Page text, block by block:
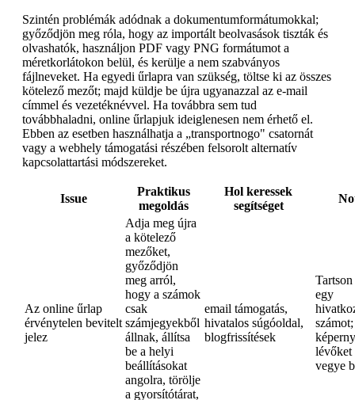
Szintén problémák adódnak a dokumentumformátumokkal;
győződjön meg róla, hogy az importált beolvasások tiszták és
olvashatók, használjon PDF vagy PNG formátumot a
méretkorlátokon belül, és kerülje a nem szabványos
fájlneveket. Ha egyedi űrlapra van szükség, töltse ki az összes
kötelező mezőt; majd küldje be újra ugyanazzal az e-mail
címmel és vezetéknévvel. Ha továbbra sem tud
továbbhaladni, online űrlapjuk ideiglenesen nem érhető el.
Ebben az esetben használhatja a „transportnogo" csatornát
vagy a webhely támogatási részében felsorolt alternatív
kapcsolattartási módszereket.
Issue
Praktikus
megoldás
Hol keressek
segítséget
Az online űrlap
érvénytelen bevitelt
jelez
Adja meg újra
a kötelező
mezőket,
győződjön
meg arról,
hogy a számok
csak
számjegyekből
állnak, állítsa
be a helyi
beállításokat
angolra, törölje
a gyorsítótárat,
email támogatás,
hivatalos súgóoldal,
blogfrissítések
egy
lévőket
vegye